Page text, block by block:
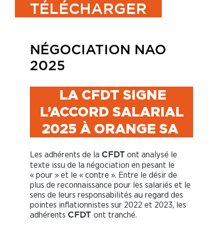
TÉLÉCHARGER
NÉGOCIATION NAO
2025
LA CFDT SIGNE
L’ACCORD SALARIAL
2025 À ORANGE SA
Les adhérents de la CFDT
ont analysé le
texte issu de la négociation en pesant le
« pour » et le « contre ». Entre le désir de
plus de reconnaissance pour les salariés et le
sens de leurs responsabilités au regard des
pointes inflationnistes sur 2022 et 2023, les
adhérents CFDT ont tranché.